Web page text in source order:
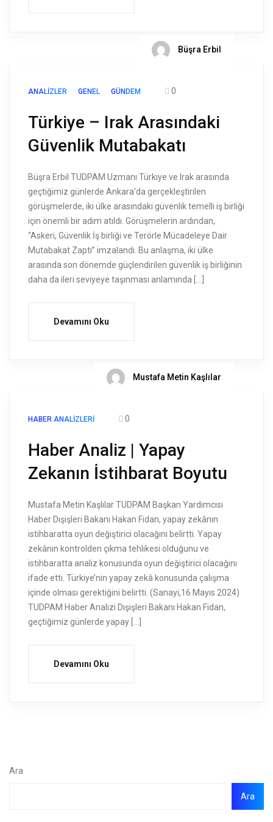
Büşra Erbil
ANALIZLER GENEL GÜNDEM 0
Türkiye – Irak Arasındaki
Güvenlik Mutabakatı
Büşra Erbil TUDPAM Uzmanı Türkiye ve Irak arasında
geçtiğimiz günlerde Ankara’da gerçekleştirilen
görüşmelerde, iki ülke arasındaki güvenlik temelli iş birliği
için önemli bir adım atıldı. Görüşmelerin ardından,
“Askeri, Güvenlik İş birliği ve Terörle Mücadeleye Dair
Mutabakat Zaptı” imzalandı. Bu anlaşma, iki ülke
arasında son dönemde güçlendirilen güvenlik iş birliğinin
daha da ileri seviyeye taşınması anlamında […]
Devamını Oku
Mustafa Metin Kaşlılar
HABER ANALIZLERI 0
Haber Analiz | Yapay
Zekanın İstihbarat Boyutu
Mustafa Metin Kaşlılar TUDPAM Başkan Yardımcısı
Haber Dışişleri Bakanı Hakan Fidan, yapay zekânın
istihbaratta oyun değiştirici olacağını belirtti. Yapay
zekânın kontrolden çıkma tehlikesi olduğunu ve
istihbaratta analiz konusunda oyun değiştirici olacağını
ifade etti. Türkiye’nin yapay zekâ konusunda çalışma
içinde olması gerektiğini belirtti. (Sanayi,16 Mayıs 2024)
TUDPAM Haber Analizi Dışişleri Bakanı Hakan Fidan,
geçtiğimiz günlerde yapay […]
Devamını Oku
Ara
Ara